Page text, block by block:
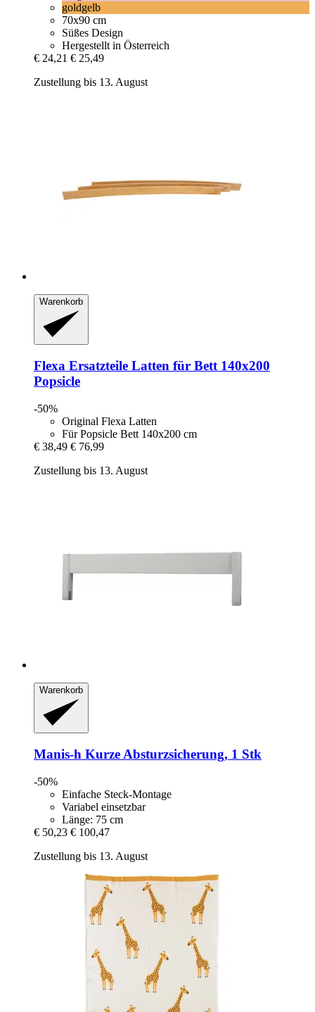
goldgelb
70x90 cm
Süßes Design
Hergestellt in Österreich
€ 24,21 € 25,49
Zustellung bis 13. August
Warenkorb
Flexa Ersatzteile Latten für Bett 140x200
Popsicle
-50%
Original Flexa Latten
Für Popsicle Bett 140x200 cm
€ 38,49 € 76,99
Zustellung bis 13. August
Warenkorb
Manis-h Kurze Absturzsicherung, 1 Stk
-50%
Einfache Steck-Montage
Variabel einsetzbar
Länge: 75 cm
€ 50,23 € 100,47
Zustellung bis 13. August